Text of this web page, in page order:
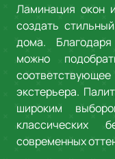
Ламинация окон
создать
дома.
можно
экстерьера.
широким
современных